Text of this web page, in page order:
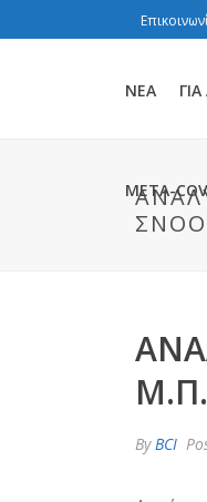
ΝΈΑ
ΜΕΤΑ-
ByBCI